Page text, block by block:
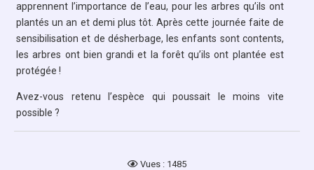
apprennent l’importance de l’eau, pour les arbres qu’ils ont
plantés un an et demi plus tôt. Après cette journée faite de
sensibilisation et de désherbage, les enfants sont contents,
les arbres ont bien grandi et la forêt qu’ils ont plantée est
protégée !
Avez-vous retenu l’espèce qui poussait le moins vite
possible ?
Vues : 1485